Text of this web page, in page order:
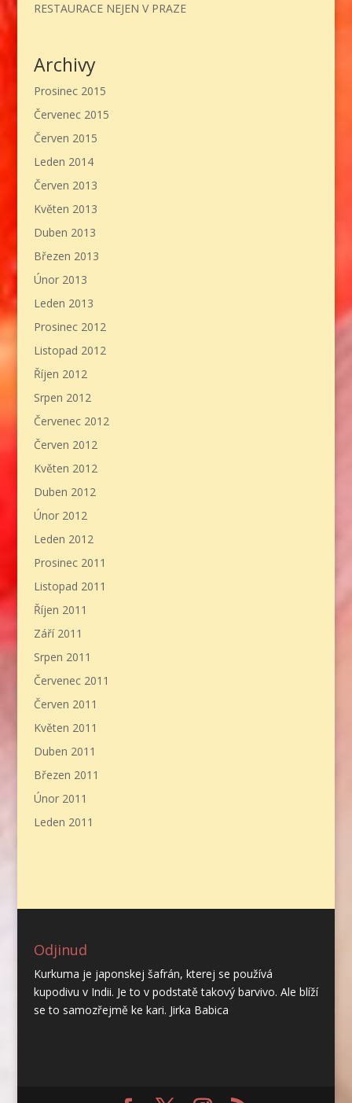
RESTAURACE NEJEN V PRAZE
Archivy
Prosinec 2015
Červenec 2015
Červen 2015
Leden 2014
Červen 2013
Květen 2013
Duben 2013
Březen 2013
Únor 2013
Leden 2013
Prosinec 2012
Listopad 2012
Říjen 2012
Srpen 2012
Červenec 2012
Červen 2012
Květen 2012
Duben 2012
Únor 2012
Leden 2012
Prosinec 2011
Listopad 2011
Říjen 2011
Září 2011
Srpen 2011
Červenec 2011
Červen 2011
Květen 2011
Duben 2011
Březen 2011
Únor 2011
Leden 2011
Odjinud
Kurkuma je japonskej šafrán, kterej se používá
kupodivu v Indii. Je to v podstatě takový barvivo. Ale blíží
se to samozřejmě ke kari. Jirka Babica